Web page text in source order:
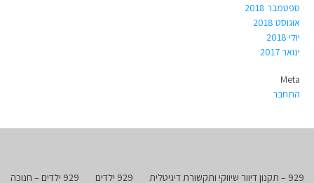
ספטמבר 2018
אוגוסט 2018
יולי 2018
ינואר 2017
Meta
התחבר
929 – תקנון דיוור שיווקי ותקשורת דיגיטלית 929 ילדים
929 ילדים – חנוכה